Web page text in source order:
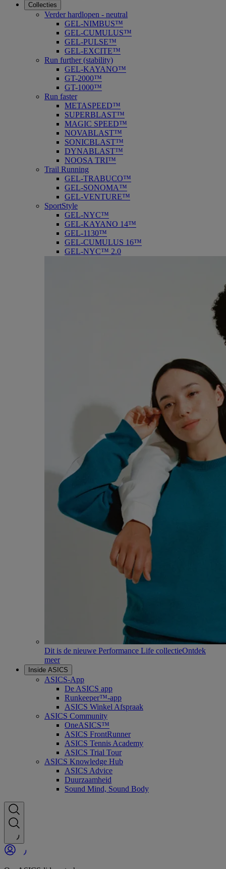
Collecties
Verder hardlopen - neutral
GEL-NIMBUS™
GEL-CUMULUS™
GEL-PULSE™
GEL-EXCITE™
Run further (stability)
GEL-KAYANO™
GT-2000™
GT-1000™
Run faster
METASPEED™
SUPERBLAST™
MAGIC SPEED™
NOVABLAST™
SONICBLAST™
DYNABLAST™
NOOSA TRI™
Trail Running
GEL-TRABUCO™
GEL-SONOMA™
GEL-VENTURE™
SportStyle
GEL-NYC™
GEL-KAYANO 14™
GEL-1130™
GEL-CUMULUS 16™
GEL-NYC™ 2.0
Dit is de nieuwe Performance Life collectieOntdek
meer
Inside ASICS
ASICS-App
De ASICS app
Runkeeper™-app
ASICS Winkel Afspraak
ASICS Community
OneASICS™
ASICS FrontRunner
ASICS Tennis Academy
ASICS Trial Tour
ASICS Knowledge Hub
ASICS Advice
Duurzaamheid
Sound Mind, Sound Body